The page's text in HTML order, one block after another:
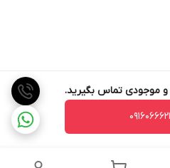
موجودی تماس بگیرید.